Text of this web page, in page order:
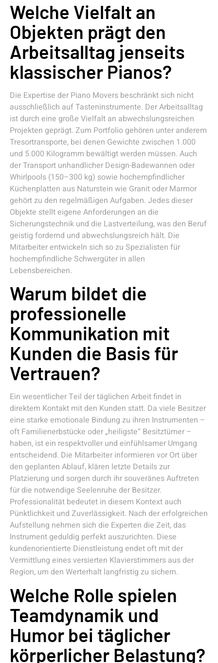
Welche Vielfalt an
Objekten prägt den
Arbeitsalltag jenseits
klassischer Pianos?
Die Expertise der Piano Movers beschränkt sich nicht
ausschließlich auf Tasteninstrumente. Der Arbeitsalltag
ist durch eine große Vielfalt an abwechslungsreichen
Projekten geprägt. Zum Portfolio gehören unter anderem
Tresortransporte, bei denen Gewichte zwischen 1.000
und 5.000 Kilogramm bewältigt werden müssen. Auch
der Transport unhandlicher Design-Badewannen oder
Whirlpools (150–300 kg) sowie hochempfindlicher
Küchenplatten aus Naturstein wie Granit oder Marmor
gehört zu den regelmäßigen Aufgaben. Jedes dieser
Objekte stellt eigene Anforderungen an die
Sicherungstechnik und die Lastverteilung, was den Beruf
geistig fordernd und abwechslungsreich hält. Die
Mitarbeiter entwickeln sich so zu Spezialisten für
hochempfindliche Schwergüter in allen
Lebensbereichen.
Warum bildet die
professionelle
Kommunikation mit
Kunden die Basis für
Vertrauen?
Ein wesentlicher Teil der täglichen Arbeit findet in
direktem Kontakt mit den Kunden statt. Da viele Besitzer
eine starke emotionale Bindung zu ihren Instrumenten –
oft Familienerbstücke oder „heiligste“ Besitztümer –
haben, ist ein respektvoller und einfühlsamer Umgang
entscheidend. Die Mitarbeiter informieren vor Ort über
den geplanten Ablauf, klären letzte Details zur
Platzierung und sorgen durch ihr souveränes Auftreten
für die notwendige Seelenruhe der Besitzer.
Professionalität bedeutet in diesem Kontext auch
Pünktlichkeit und Zuverlässigkeit. Nach der erfolgreichen
Aufstellung nehmen sich die Experten die Zeit, das
Instrument geduldig perfekt auszurichten. Diese
kundenorientierte Dienstleistung endet oft mit der
Vermittlung eines versierten Klavierstimmers aus der
Region, um den Werterhalt langfristig zu sichern.
Welche Rolle spielen
Teamdynamik und
Humor bei täglicher
körperlicher Belastung?